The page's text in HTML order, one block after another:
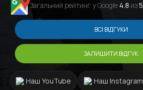
Загальний рейтинг у Google 4.8 из5
ВСІ ВІДГУКИ
ЗАЛИШИТИ ВІДГУК
Наш YouTube Наш Instagram